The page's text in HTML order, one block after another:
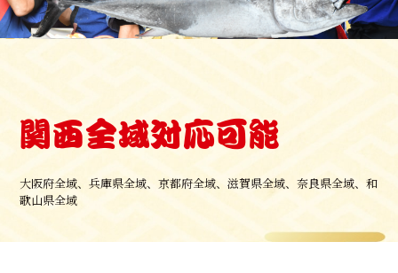
関西全域対応可能
大阪府全域、兵庫県全域、京都府全域、滋賀県全域、奈良県全域、和
歌山県全域